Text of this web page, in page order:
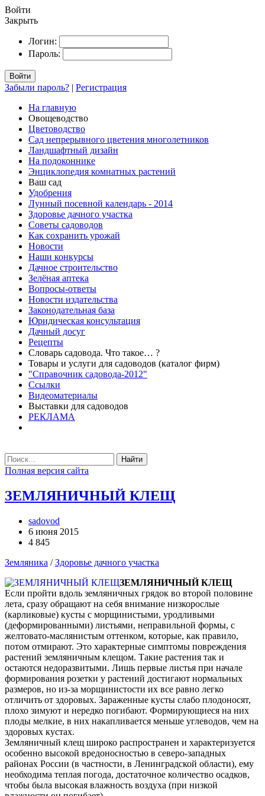
Войти
Закрыть
Логин:
Пароль:
Войти
Забыли пароль? | Регистрация
На главную
Овощеводство
Цветоводство
Сад непрерывного цветения многолетников
Ландшафтный дизайн
На подоконнике
Энциклопедия комнатных растений
Ваш сад
Удобрения
Лунный посевной календарь - 2014
Здоровье дачного участка
Советы садоводов
Как сохранить урожай
Новости
Наши конкурсы
Дачное строительство
Зелёная аптека
Вопросы-ответы
Новости издательства
Законодательная база
Юридическая консультация
Дачный досуг
Рецепты
Словарь садовода. Что такое… ?
Товары и услуги для садоводов (каталог фирм)
"Справочник садовода-2012"
Ссылки
Видеоматериалы
Выставки для садоводов
РЕКЛАМА
Найти
Полная версия сайта
ЗЕМЛЯНИЧНЫЙ КЛЕЩ
sadovod
6 июня 2015
4 845
Земляника /Здоровье дачного участка
ЗЕМЛЯНИЧНЫЙ КЛЕЩ
Если пройти вдоль земляничных грядок во второй половине
лета, сразу обращают на себя внимание низкорослые
(карликовые) кусты с морщинистыми, уродливыми
(деформированными) листьями, неправильной формы, с
желтовато-маслянистым оттенком, которые, как правило,
потом отмирают. Это характерные симптомы повреждения
растений земляничным клещом. Такие растения так и
остаются недоразвитыми. Лишь первые листья при начале
формирования розетки у растений достигают нормальных
размеров, но из-за морщинистости их все равно легко
отличить от здоровых. Зараженные кусты слабо плодоносят,
плохо зимуют и нередко погибают. Формирующиеся на них
плоды мелкие, в них накапливается меньше углеводов, чем на
здоровых кустах.
Земляничный клещ широко распространен и характеризуется
особенно высокой вредоносностью в северо-западных
районах России (в частности, в Ленинградской области), ему
необходима теплая погода, достаточное количество осадков,
чтобы была высокая влажность воздуха (при низкой